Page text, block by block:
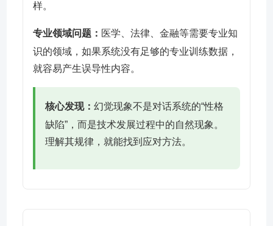
样。
专业领域问题： 医学、法律、金融等需要专业知
识的领域，如果系统没有足够的专业训练数据，
就容易产生误导性内容。
核心发现： 幻觉现象不是对话系统的“性格
缺陷”，而是技术发展过程中的自然现象。
理解其规律，就能找到应对方法。